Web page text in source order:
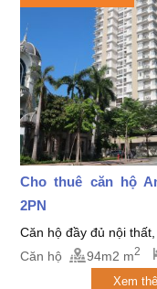
Cho thuê căn hộ
2PN
Căn hộ đầy đủ nội
Căn hộ
94m2 m2
Xem